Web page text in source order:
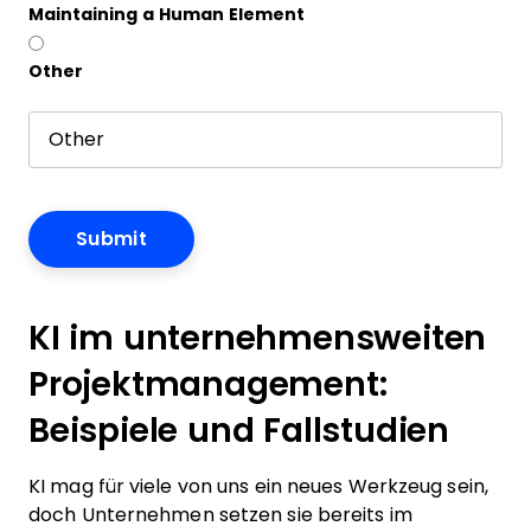
Maintaining a Human Element
Other
KI im unternehmensweiten
Projektmanagement:
Beispiele und Fallstudien
KI mag für viele von uns ein neues Werkzeug sein,
doch Unternehmen setzen sie bereits im